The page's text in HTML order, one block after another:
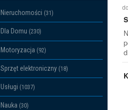
Nieruchomości (31)
Dla Domu (230)
Motoryzacja (92)
Sprzęt elektroniczny (18)
Usługi (1037)
Nauka (30)